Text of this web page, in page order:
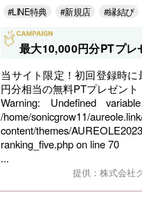
#LINE特典 #新規店 #縁結び
最大10,000円分PTプレ
当サイト限定！初回登録時に
円分相当の無料PTプレゼント
Warning: Undefined
/home/sonicgrow11/
content/themes/
ranking_five.phpon line70
...
提供：株式会社